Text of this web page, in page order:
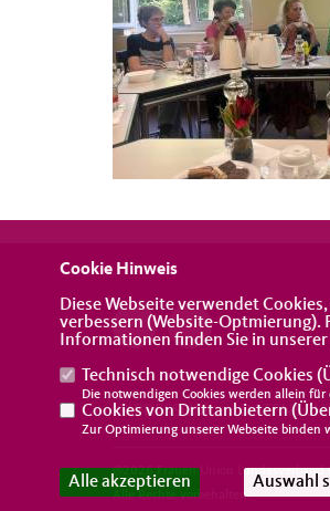
IMPRESSUM
@2026 Frauen Union Landesverband
Alle Rechte vorbehalten.
Cookie Hinweis
Diese Webseite verwendet
verbessern (Website-Optmierung).
Informationen finden Sie in unserer
Technisch notwendige Cookies (
Die notwendigen Cookies werden allein
Cookies von Drittanbietern (
Zur Optimierung unserer Webseite binden
Alle akzeptieren Auswahl